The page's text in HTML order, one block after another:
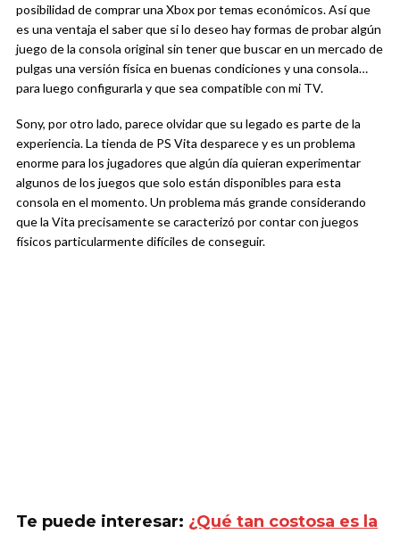
posibilidad de comprar una Xbox por temas económicos. Así que
es una ventaja el saber que si lo deseo hay formas de probar algún
juego de la consola original sin tener que buscar en un mercado de
pulgas una versión física en buenas condiciones y una consola…
para luego configurarla y que sea compatible con mi TV.
Sony, por otro lado, parece olvidar que su legado es parte de la
experiencia. La tienda de PS Vita desparece y es un problema
enorme para los jugadores que algún día quieran experimentar
algunos de los juegos que solo están disponibles para esta
consola en el momento. Un problema más grande considerando
que la Vita precisamente se caracterizó por contar con juegos
físicos particularmente difíciles de conseguir.
Te puede interesar: ¿Qué tan costosa es la